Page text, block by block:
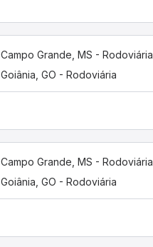
Campo Grande, MS - Rodoviária
Goiânia, GO - Rodoviária
Campo Grande, MS - Rodoviária
Goiânia, GO - Rodoviária